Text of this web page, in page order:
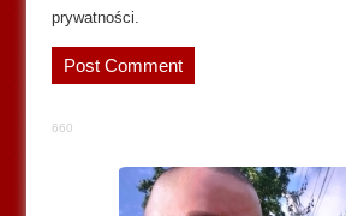
prywatności.
660